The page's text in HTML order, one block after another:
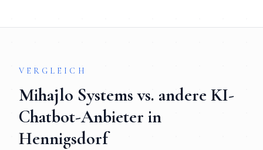
VERGLEICH
Mihajlo Systems vs. andere KI-
Chatbot-Anbieter in
Hennigsdorf